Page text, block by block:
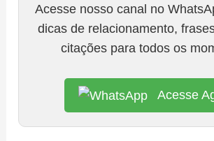
Acesse nosso canal no
dicas de relacionamento,
citações para todos os
Acesse